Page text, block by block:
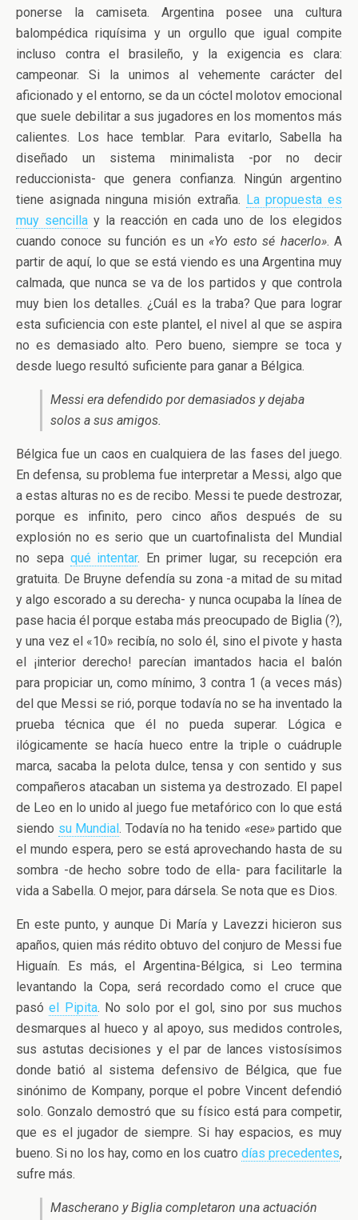
ponerse la camiseta. Argentina posee una cultura
balompédica riquísima y un orgullo que igual compite
incluso contra el brasileño, y la exigencia es clara:
campeonar. Si la unimos al vehemente carácter del
aficionado y el entorno, se da un cóctel molotov emocional
que suele debilitar a sus jugadores en los momentos más
calientes. Los hace temblar. Para evitarlo, Sabella ha
diseñado un sistema minimalista -por no decir
reduccionista- que genera confianza. Ningún argentino
tiene asignada ninguna misión extraña. La propuesta es
muy sencillay la reacción en cada uno de los elegidos
cuando conoce su función es un «Yo esto sé hacerlo». A
partir de aquí, lo que se está viendo es una Argentina muy
calmada, que nunca se va de los partidos y que controla
muy bien los detalles. ¿Cuál es la traba? Que para lograr
esta suficiencia con este plantel, el nivel al que se aspira
no es demasiado alto. Pero bueno, siempre se toca y
desde luego resultó suficiente para ganar a Bélgica.
Messi era defendido por demasiados y dejaba
solos a sus amigos.
Bélgica fue un caos en cualquiera de las fases del juego.
En defensa, su problema fue interpretar a Messi, algo que
a estas alturas no es de recibo. Messi te puede destrozar,
porque es infinito, pero cinco años después de su
explosión no es serio que un cuartofinalista del Mundial
no sepa qué intentar. En primer lugar, su recepción era
gratuita. De Bruyne defendía su zona -a mitad de su mitad
y algo escorado a su derecha- y nunca ocupaba la línea de
pase hacia él porque estaba más preocupado de Biglia (?),
y una vez el «10» recibía, no solo él, sino el pivote y hasta
el ¡interior derecho! parecían imantados hacia el balón
para propiciar un, como mínimo, 3 contra 1 (a veces más)
del que Messi se rió, porque todavía no se ha inventado la
prueba técnica que él no pueda superar. Lógica e
ilógicamente se hacía hueco entre la triple o cuádruple
marca, sacaba la pelota dulce, tensa y con sentido y sus
compañeros atacaban un sistema ya destrozado. El papel
de Leo en lo unido al juego fue metafórico con lo que está
siendo su Mundial. Todavía no ha tenido «ese»partido que
el mundo espera, pero se está aprovechando hasta de su
sombra -de hecho sobre todo de ella- para facilitarle la
vida a Sabella. O mejor, para dársela. Se nota que es Dios.
En este punto, y aunque Di María y Lavezzi hicieron sus
apaños, quien más rédito obtuvo del conjuro de Messi fue
Higuaín. Es más, el Argentina-Bélgica, si Leo termina
levantando la Copa, será recordado como el cruce que
pasóel Pipita. No solo por el gol, sino por sus muchos
desmarques al hueco y al apoyo, sus medidos controles,
sus astutas decisiones y el par de lances vistosísimos
donde batió al sistema defensivo de Bélgica, que fue
sinónimo de Kompany, porque el pobre Vincent defendió
solo. Gonzalo demostró que su físico está para competir,
que es el jugador de siempre. Si hay espacios, es muy
bueno. Si no los hay, como en los cuatro días precedentes,
sufre más.
Mascherano y Biglia completaron una actuación